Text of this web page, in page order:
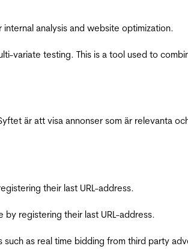
analysis and website optimization.
variate testing. This is a tool used to
är att visa annonser som är relevanta
their last URL-address.
registering their last URL-address.
as real time bidding from third party